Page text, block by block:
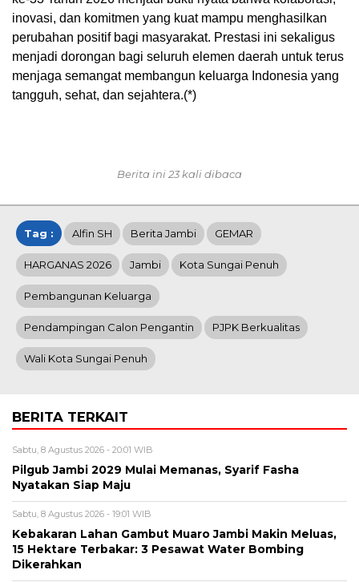
inovasi, dan komitmen yang kuat mampu menghasilkan
perubahan positif bagi masyarakat. Prestasi ini sekaligus
menjadi dorongan bagi seluruh elemen daerah untuk terus
menjaga semangat membangun keluarga Indonesia yang
tangguh, sehat, dan sejahtera.(*)
Berita ini 23 kali dibaca
Tag : Alfin SH Berita Jambi GEMAR
HARGANAS 2026 Jambi Kota Sungai Penuh
Pembangunan Keluarga
Pendampingan Calon Pengantin PJPK Berkualitas
Wali Kota Sungai Penuh
BERITA TERKAIT
Sabtu, 8 Agustus 2026 - 20:01 WIB
Pilgub Jambi 2029 Mulai Memanas, Syarif Fasha
Nyatakan Siap Maju
Sabtu, 8 Agustus 2026 - 19:01 WIB
Kebakaran Lahan Gambut Muaro Jambi Makin Meluas,
15 Hektare Terbakar: 3 Pesawat Water Bombing
Dikerahkan